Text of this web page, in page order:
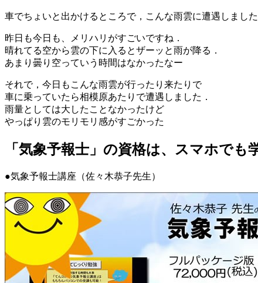
車でちょいと出かけるところで，こんな雨雲に遭遇しました
昨日も今日も、メリハリがすごいですね．
晴れてる空から雲の下に入るとザーッと雨が降る．
あまり曇り空っていう時間はなかったなー
それで，今日もこんな雨雲が行ったり来たりで
車に乗っていたら相模原あたりで遭遇しました．
雨量としては大したことなかったけど
やっぱり雲のモリモリ感がすごかった
「気象予報士」の資格は、スマホでも
●気象予報士講座（佐々木恭子先生）